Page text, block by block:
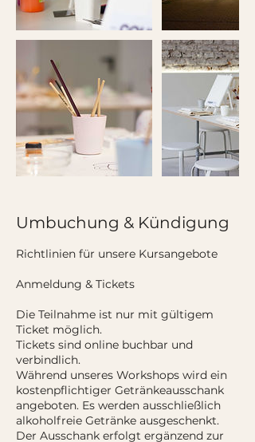
Umbuchung & Kündigung
Richtlinien für unsere Kursangebote
Anmeldung & Tickets
Die Teilnahme ist nur mit gültigem
Ticket möglich.
Tickets sind online buchbar und
verbindlich.
Während unseres Workshops wird ein
kostenpflichtiger Getränkeausschank
angeboten. Es werden ausschließlich
alkoholfreie Getränke ausgeschenkt.
Der Ausschank erfolgt ergänzend zur